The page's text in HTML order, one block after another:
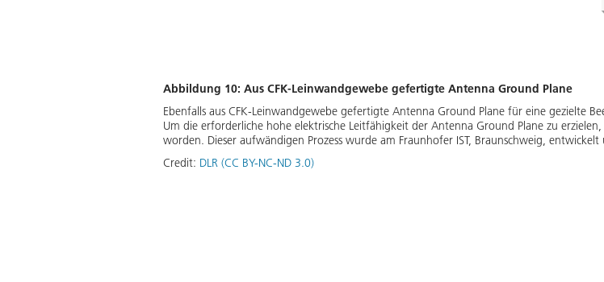
Abbildung 10: Aus CFK-Leinwandgewebe gefertigte Antenna Ground Plane
Ebenfalls aus CFK-Leinwandgewebe gefertigte Antenna Ground Plane für eine gezielte
Um die erforderliche hohe elektrische Leitfähigkeit der Antenna Ground Plane zu
worden. Dieser aufwändigen Prozess wurde am Fraunhofer IST, Braunschweig,
Credit: DLR (CC BY-NC-ND 3.0)